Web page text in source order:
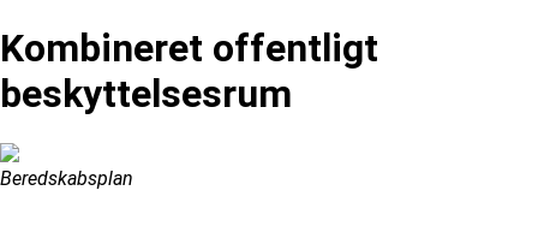
Kombineret offentligt
beskyttelsesrum
Beredskabsplan